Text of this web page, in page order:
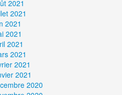
2021
2021
2021
2021
2021
2021
2021
2021
2020